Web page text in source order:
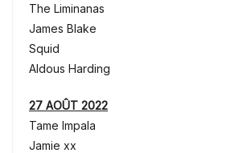
The Liminanas
James Blake
Squid
Aldous Harding
27 AOÛT 2022
Tame Impala
Jamie xx